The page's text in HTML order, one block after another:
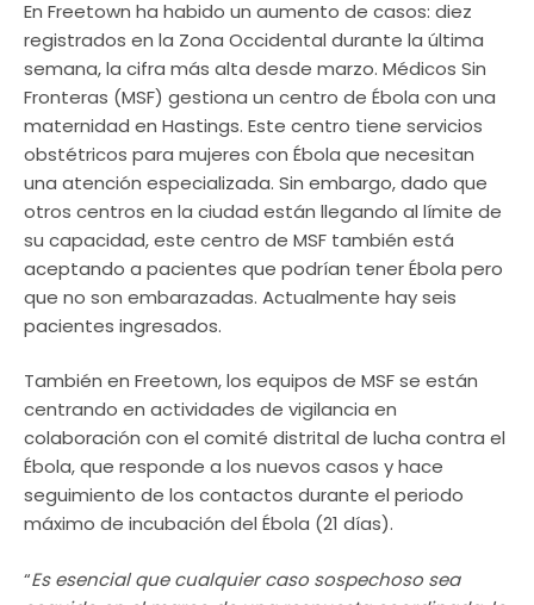
En Freetown ha habido un aumento de casos: diez
registrados en la Zona Occidental durante la última
semana, la cifra más alta desde marzo. Médicos Sin
Fronteras (MSF) gestiona un centro de Ébola con una
maternidad en Hastings. Este centro tiene servicios
obstétricos para mujeres con Ébola que necesitan
una atención especializada. Sin embargo, dado que
otros centros en la ciudad están llegando al límite de
su capacidad, este centro de MSF también está
aceptando a pacientes que podrían tener Ébola pero
que no son embarazadas. Actualmente hay seis
pacientes ingresados.
También en Freetown, los equipos de MSF se están
centrando en actividades de vigilancia en
colaboración con el comité distrital de lucha contra el
Ébola, que responde a los nuevos casos y hace
seguimiento de los contactos durante el periodo
máximo de incubación del Ébola (21 días).
“Es esencial que cualquier caso sospechoso sea